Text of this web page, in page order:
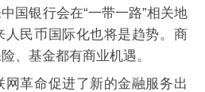
国银行会在“一带一路”相关地
人民币国际化也将是趋势。商
、基金都有商业机遇。
革命促进了新的金融服务出